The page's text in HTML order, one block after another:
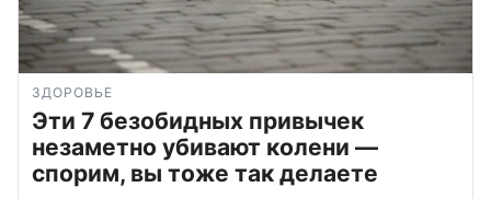
ЗДОРОВЬЕ
Эти 7 безобидных привычек
незаметно убивают колени —
спорим, вы тоже так делаете